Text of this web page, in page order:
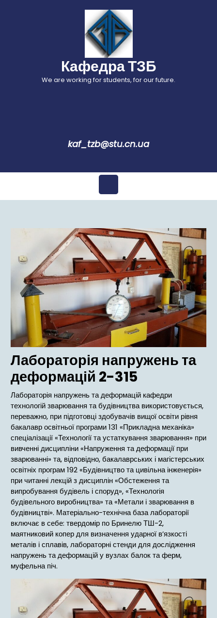
Кафедра ТЗБ
We are working for students, for our future.
kaf_tzb@stu.cn.ua
Відкрити
меню
Лабораторія напружень та
деформацій 2-315
Лабораторія напружень та деформацій кафедри
технологій зварювання та будівництва використовується,
переважно, при підготовці здобувачів вищої освіти рівня
бакалавр освітньої програми 131 «Прикладна механіка»
спеціалізації «Технології та устаткування зварювання» при
вивченні дисципліни «Напруження та деформації при
зварюванні» та, відповідно, бакалаврських і магістерських
освітніх програм 192 «Будівництво та цивільна інженерія»
при читанні лекцій з дисциплін «Обстеження та
випробування будівель і споруд», «Технологія
будівельного виробництва» та «Метали і зварювання в
будівництві». Матеріально-технічна база лабораторії
включає в себе: твердомір по Бринелю ТШ-2,
маятниковий копер для визначення ударної в’язкості
металів і сплавів, лабораторні стенди для дослідження
напружень та деформацій у вузлах балок та ферм,
муфельна піч.